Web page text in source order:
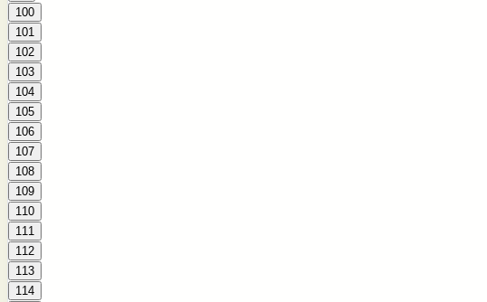
100
101
102
103
104
105
106
107
108
109
110
111
112
113
114